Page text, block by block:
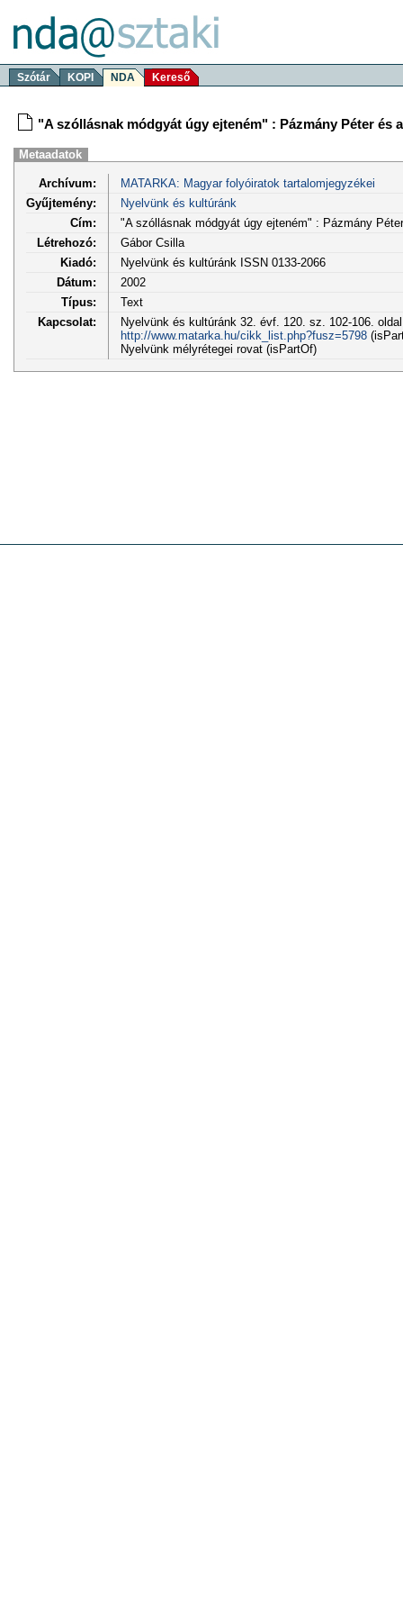
Szótár KOPI NDA Kereső
"A szóllásnak módgyát úgy ejteném" : Pázmány Péter és
Metaadatok
Archívum:
MATARKA: Magyar folyóiratok tartalomjegyzékei
Gyűjtemény:
Nyelvünk és kultúránk
Cím:
"A szóllásnak módgyát úgy ejteném" : Pázmány
Létrehozó:
Gábor Csilla
Kiadó:
Nyelvünk és kultúránk ISSN 0133-2066
Dátum:
2002
Típus:
Text
Kapcsolat:
Nyelvünk és kultúránk 32. évf. 120. sz. 102-106.
http://www.matarka.hu/cikk_list.php?fusz=5798
Nyelvünk mélyrétegei rovat (isPartOf)